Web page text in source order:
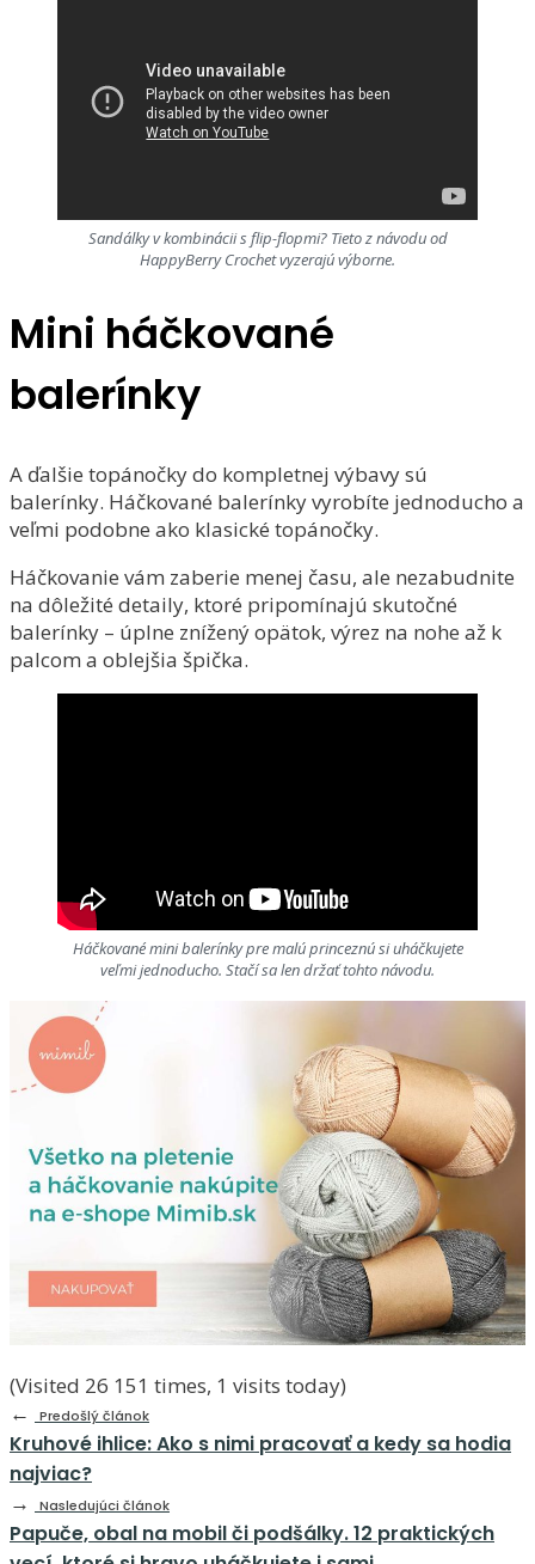
Sandálky v kombinácii s flip-flopmi? Tieto z návodu od
HappyBerry Crochet vyzerajú výborne.
Mini háčkované
balerínky
A ďalšie topánočky do kompletnej výbavy sú
balerínky. Háčkované balerínky vyrobíte jednoducho a
veľmi podobne ako klasické topánočky.
Háčkovanie vám zaberie menej času, ale nezabudnite
na dôležité detaily, ktoré pripomínajú skutočné
balerínky – úplne znížený opätok, výrez na nohe až k
palcom a oblejšia špička.
Háčkované mini balerínky pre malú princeznú si uháčkujete
veľmi jednoducho. Stačí sa len držať tohto návodu.
(Visited 26 151 times, 1 visits today)
←
Predošlý článok
Kruhové ihlice: Ako s nimi pracovať a kedy sa hodia
najviac?
→
Nasledujúci článok
Papuče, obal na mobil či podšálky. 12 praktických